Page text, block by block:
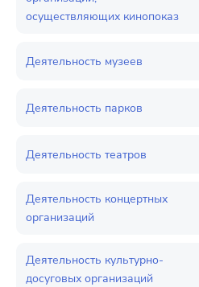
осуществляющих кинопоказ
Деятельность музеев
Деятельность парков
Деятельность театров
Деятельность концертных
организаций
Деятельность культурно-
досуговых организаций